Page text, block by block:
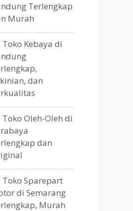
Terlengkap
Murah
Toko Kebaya di
dan
Toko Oleh-Oleh di
dan
Toko Sparepart
di Semarang
Murah